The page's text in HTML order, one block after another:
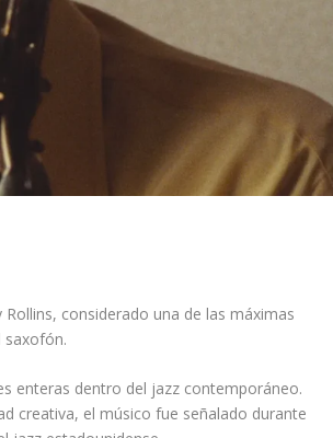
considerado una de las máximas
saxofón.
enteras dentro del jazz contemporáneo.
creativa, el músico fue señalado durante